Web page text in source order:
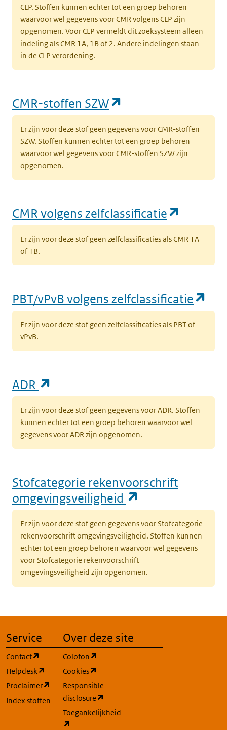
CLP. Stoffen kunnen echter tot een groep behoren
waarvoor wel gegevens voor CMR volgens CLP zijn
opgenomen. Voor CLP vermeldt dit zoeksysteem alleen
indeling als CMR 1A, 1B of 2. Andere indelingen staan
in de CLP verordening.
CMR-stoffen SZW
Er zijn voor deze stof geen gegevens voor CMR-stoffen
SZW. Stoffen kunnen echter tot een groep behoren
waarvoor wel gegevens voor CMR-stoffen SZW zijn
opgenomen.
CMR volgens zelfclassificatie
Er zijn voor deze stof geen zelfclassificaties als CMR 1A
of 1B.
PBT/vPvB volgens zelfclassificatie
Er zijn voor deze stof geen zelfclassificaties als PBT of
vPvB.
ADR
Er zijn voor deze stof geen gegevens voor ADR. Stoffen
kunnen echter tot een groep behoren waarvoor wel
gegevens voor ADR zijn opgenomen.
Stofcategorie rekenvoorschrift
omgevingsveiligheid
Er zijn voor deze stof geen gegevens voor Stofcategorie
rekenvoorschrift omgevingsveiligheid. Stoffen kunnen
echter tot een groep behoren waarvoor wel gegevens
voor Stofcategorie rekenvoorschrift
omgevingsveiligheid zijn opgenomen.
Service
Contact
(opent in een nieuw tabblad)
Helpdesk
(opent in een nieuw tabblad)
Proclaimer
(opent in een nieuw tabblad)
Index stoffen
Over deze site
Colofon
Cookies
Responsible
disclosure
Toegankelijkheid